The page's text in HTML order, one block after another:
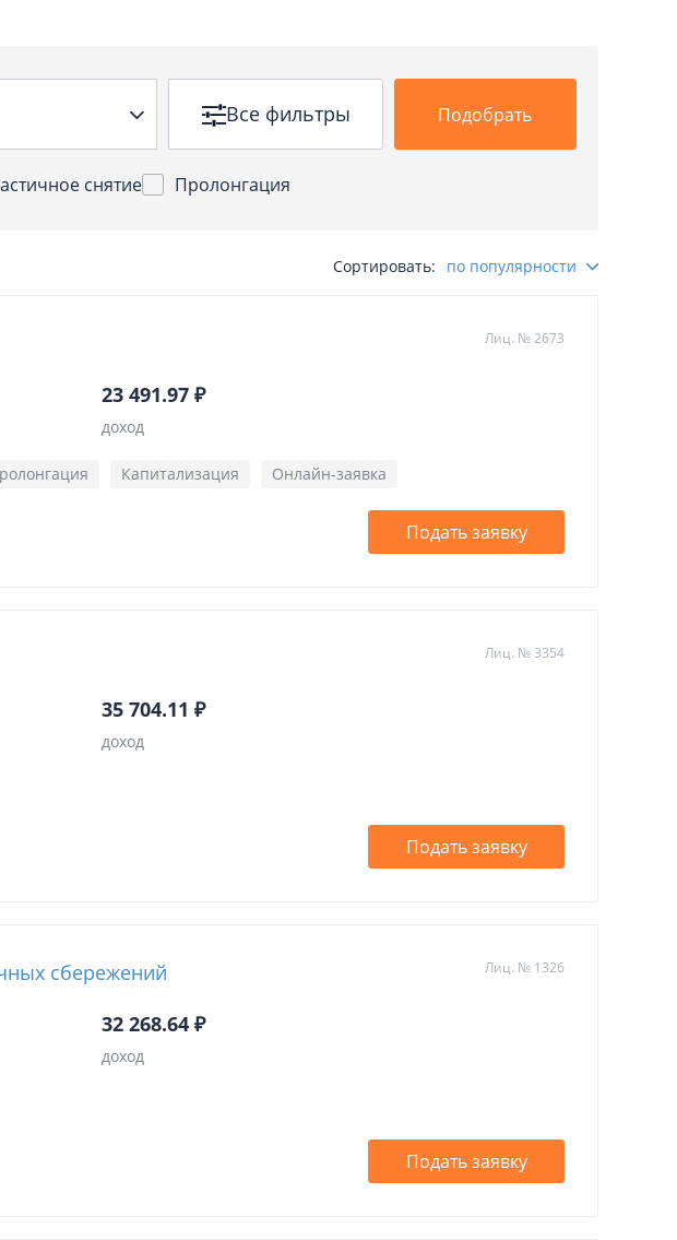
снятие Пролонгация
Все фильтры Подобрать
Сортировать: по популярности
Лиц. № 2673
23 491.97 ₽
доход
Капитализация Онлайн-заявка
Подать заявку
Лиц. № 3354
35 704.11 ₽
доход
Подать заявку
сбережений Лиц. № 1326
32 268.64 ₽
доход
Подать заявку